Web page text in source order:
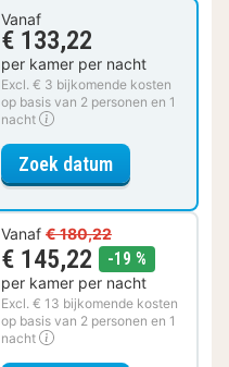
Vanaf
€ 133,22
per kamer per nacht
Excl. € 3 bijkomende kosten
op basis van 2 personen en 1
nacht
Zoek datumvoor Comfort
Vanaf € 180,22
€ 145,22 -19 %
per kamer per nacht
Excl. € 13 bijkomende kosten
op basis van 2 personen en 1
nacht